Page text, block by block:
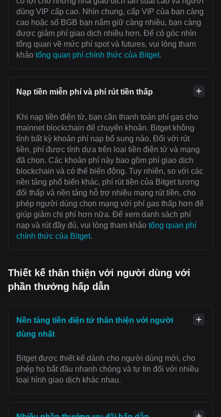
dùng VIP cấp cao. Nhìn chung, cấp VIP của bạn càng
cao hoặc số BGB bạn nắm giữ càng nhiều, bạn càng
được giảm phí giao dịch nhiều hơn. Để có góc nhìn
tổng quan về mức phí spot và futures, vui lòng tham
khảo tổng quan phí chính thức của Bitget.
Nạp tiền miễn phí và phí rút tiền thấp
Khi nạp tiền điện tử, bạn cần thanh toán ‌phí gas cho
mainnet blockchain để chuyển khoản. Bitget không
tính bất kỳ khoản phí nạp bổ sung nào. Đối với rút
tiền, phí được tính dựa trên loại tiền điện tử và mạng
đã chọn. Các khoản phí này bao gồm phí giao dịch
blockchain và có thể biến động. Tuy nhiên, so với các
nền tảng phổ biến khác, phí rút tiền của Bitget tương
đối thấp và nền tảng hỗ trợ nhiều mạng rút tiền, cho
phép người dùng chọn mạng với ‌phí gas thấp hơn để
giúp giảm chi phí hơn nữa. Để xem danh sách phí
nạp và rút đầy đủ, vui lòng tham khảo tổng quan phí
chính thức của Bitget.
Thiết kế thân thiện với người dùng với
phần thưởng hấp dẫn
Nền tảng tiền điện tử thân thiện với người
dùng nhất
Bitget được thiết kế dành cho người dùng mới, cho
phép họ bắt đầu nhanh chóng và tự tin đối với nhiều
loại hình giao dịch khác nhau.